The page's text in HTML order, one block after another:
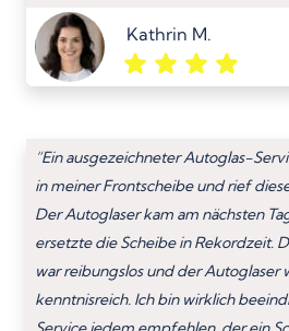
Kathrin M.
“Ein ausgezeichneter Autoglas-
in meiner Frontscheibe und rief
Der Autoglaser kam am nächsten
ersetzte die Scheibe in Rekordzeit.
war reibungslos und der Autoglaser
kenntnisreich. Ich bin wirklich